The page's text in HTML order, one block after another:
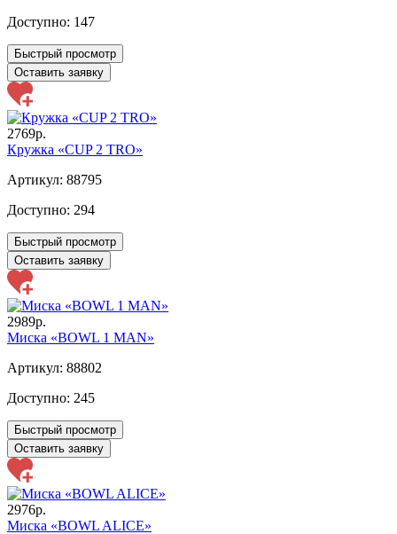
Доступно: 147
Быстрый просмотр
Оставить заявку
2769р.
Кружка «CUP 2 TRO»
Артикул: 88795
Доступно: 294
Быстрый просмотр
Оставить заявку
2989р.
Миска «BOWL 1 MAN»
Артикул: 88802
Доступно: 245
Быстрый просмотр
Оставить заявку
2976р.
Миска «BOWL ALICE»